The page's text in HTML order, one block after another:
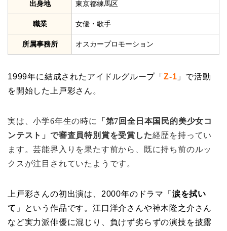
出身地 東京都練馬区
職業 女優・歌手
所属事務所 オスカープロモーション
1999年に結成されたアイドルグループ「 Z-1 」で活動
を開始した上戸彩さん。
実は、小学6年生の時に
「第7回全日本国民的美少女コ
ンテスト」で審査員特別賞を受賞した経歴を持ってい
ます。芸能界入りを果たす前から、既に持ち前のルッ
クスが注目されていたようです。
上戸彩さんの初出演は、2000年のドラマ「 涙を拭い
て 」という作品です。江口洋介さんや神木隆之介さん
など実力派俳優に混じり、負けず劣らずの演技を披露